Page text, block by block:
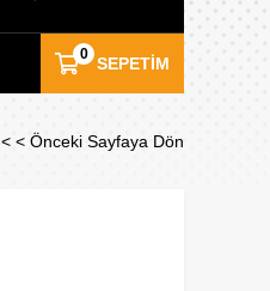
SEPETIM
0
< < Önceki Sayfaya Dön